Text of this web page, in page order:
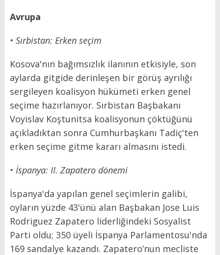
Avrupa
• Sırbistan: Erken seçim
Kosova'nın bağımsızlık ilanının etkisiyle, son
aylarda gitgide derinleşen bir görüş ayrılığı
sergileyen koalisyon hükümeti erken genel
seçime hazırlanıyor. Sırbistan Başbakanı
Voyislav Koştunitsa koalisyonun çöktüğünü
açıkladıktan sonra Cumhurbaşkanı Tadiç'ten
erken seçime gitme kararı almasını istedi.
• İspanya: II. Zapatero dönemi
İspanya'da yapılan genel seçimlerin galibi,
oyların yüzde 43'ünü alan Başbakan Jose Luis
Rodriguez Zapatero liderliğindeki Sosyalist
Parti oldu; 350 üyeli İspanya Parlamentosu'nda
169 sandalye kazandı. Zapatero’nun mecliste